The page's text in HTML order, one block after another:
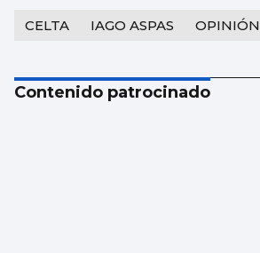
CELTA IAGO ASPAS OPINIÓN
Contenido patrocinado